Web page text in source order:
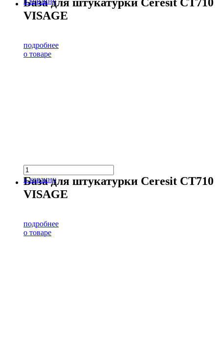
VISAGE
подробнее
о товаре
в корзину
База для штукатурки Ceresit CT710
VISAGE
подробнее
о товаре